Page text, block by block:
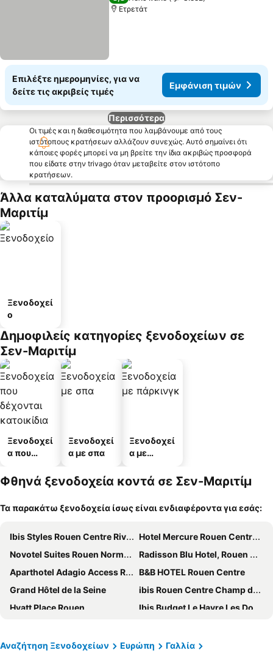
Ετρετάτ
Επιλέξτε ημερομηνίες, για να
δείτε τις ακριβείς τιμές
Εμφάνιση τιμών
Περισσότερα
Οι τιμές και η διαθεσιμότητα που λαμβάνουμε από τους
ιστότοπους κρατήσεων αλλάζουν συνεχώς. Αυτό σημαίνει ότι
κάποιες φορές μπορεί να μη βρείτε την ίδια ακριβώς προσφορά
που είδατε στην trivago όταν μεταβείτε στον ιστότοπο
κρατήσεων.
Άλλα καταλύματα στον προορισμό Σεν-
Μαριτίμ
Ξενοδοχεί
ο
Δημοφιλείς κατηγορίες ξενοδοχείων σε
Σεν-Μαριτίμ
Ξενοδοχεί
α που
κατοικίδι
Ξενοδοχεί
α με σπα
Ξενοδοχεί
α με
Φθηνά ξενοδοχεία κοντά σε Σεν-Μαριτίμ
Τα παρακάτω ξενοδοχεία ίσως είναι ενδιαφέροντα για εσάς:
Ibis Styles Rouen Centre Rive Gauche
Hotel Mercure Rouen Centre Cathedrale
Novotel Suites Rouen Normandie
Radisson Blu Hotel, Rouen Centre
Aparthotel Adagio Access Rouen Centre Cathédrale
B&B HOTEL Rouen Centre
Grand Hôtel de la Seine
ibis Rouen Centre Champ de Mars
Hyatt Place Rouen
Ibis Budget Le Havre Les Docks
ibis Le Havre Centre
Holiday Inn Express Rouen Centre - Rive Gauche By Ihg
Αναζήτηση Ξενοδοχείων Ευρώπη
Γαλλία